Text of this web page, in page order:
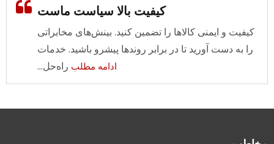
کیفیت بالا سیاست ماست
کیفیت و ایمنی کالاها را تضمین کنید. بینش‌های مخابراتی
را به دست آورید تا در برابر روندها پیشرو باشید. خدمات
راه‌حل... ادامه مطلب